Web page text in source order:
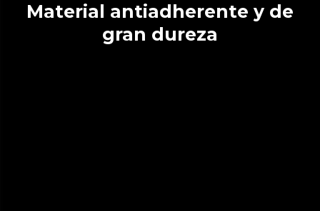
Material antiadherente y de
gran dureza